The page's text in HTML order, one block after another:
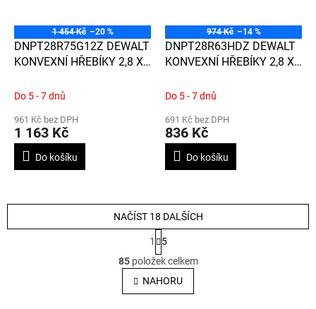
1 454 Kč –20 %
DNPT28R75G12Z DEWALT
KONVEXNÍ HŘEBÍKY 2,8 X
GALVANIZOVANÉ
Do 5 - 7 dnů
961 Kč bez DPH
1 163 Kč
Do košíku
974 Kč –14 %
DNPT28R63HDZ DEWALT
KONVEXNÍ HŘEBÍKY 2,8 X
ZINKOVANÉ
Do 5 - 7 dnů
691 Kč bez DPH
836 Kč
Do košíku
O
v
l
á
NAČÍST 18 DALŠÍCH
S
t
r
á
n
k
1
5
85položek celkem
NAHORU